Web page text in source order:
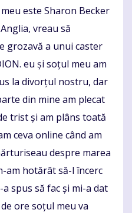
este Sharon Becker
vreau să
grozavă a unui caster
eu și soțul meu am
la divorțul nostru, dar
din mine am plecat
trist și am plâns toată
ceva online când am
despre marea
am hotărât să-l încerc
spus să fac și mi-a dat
ore soțul meu va